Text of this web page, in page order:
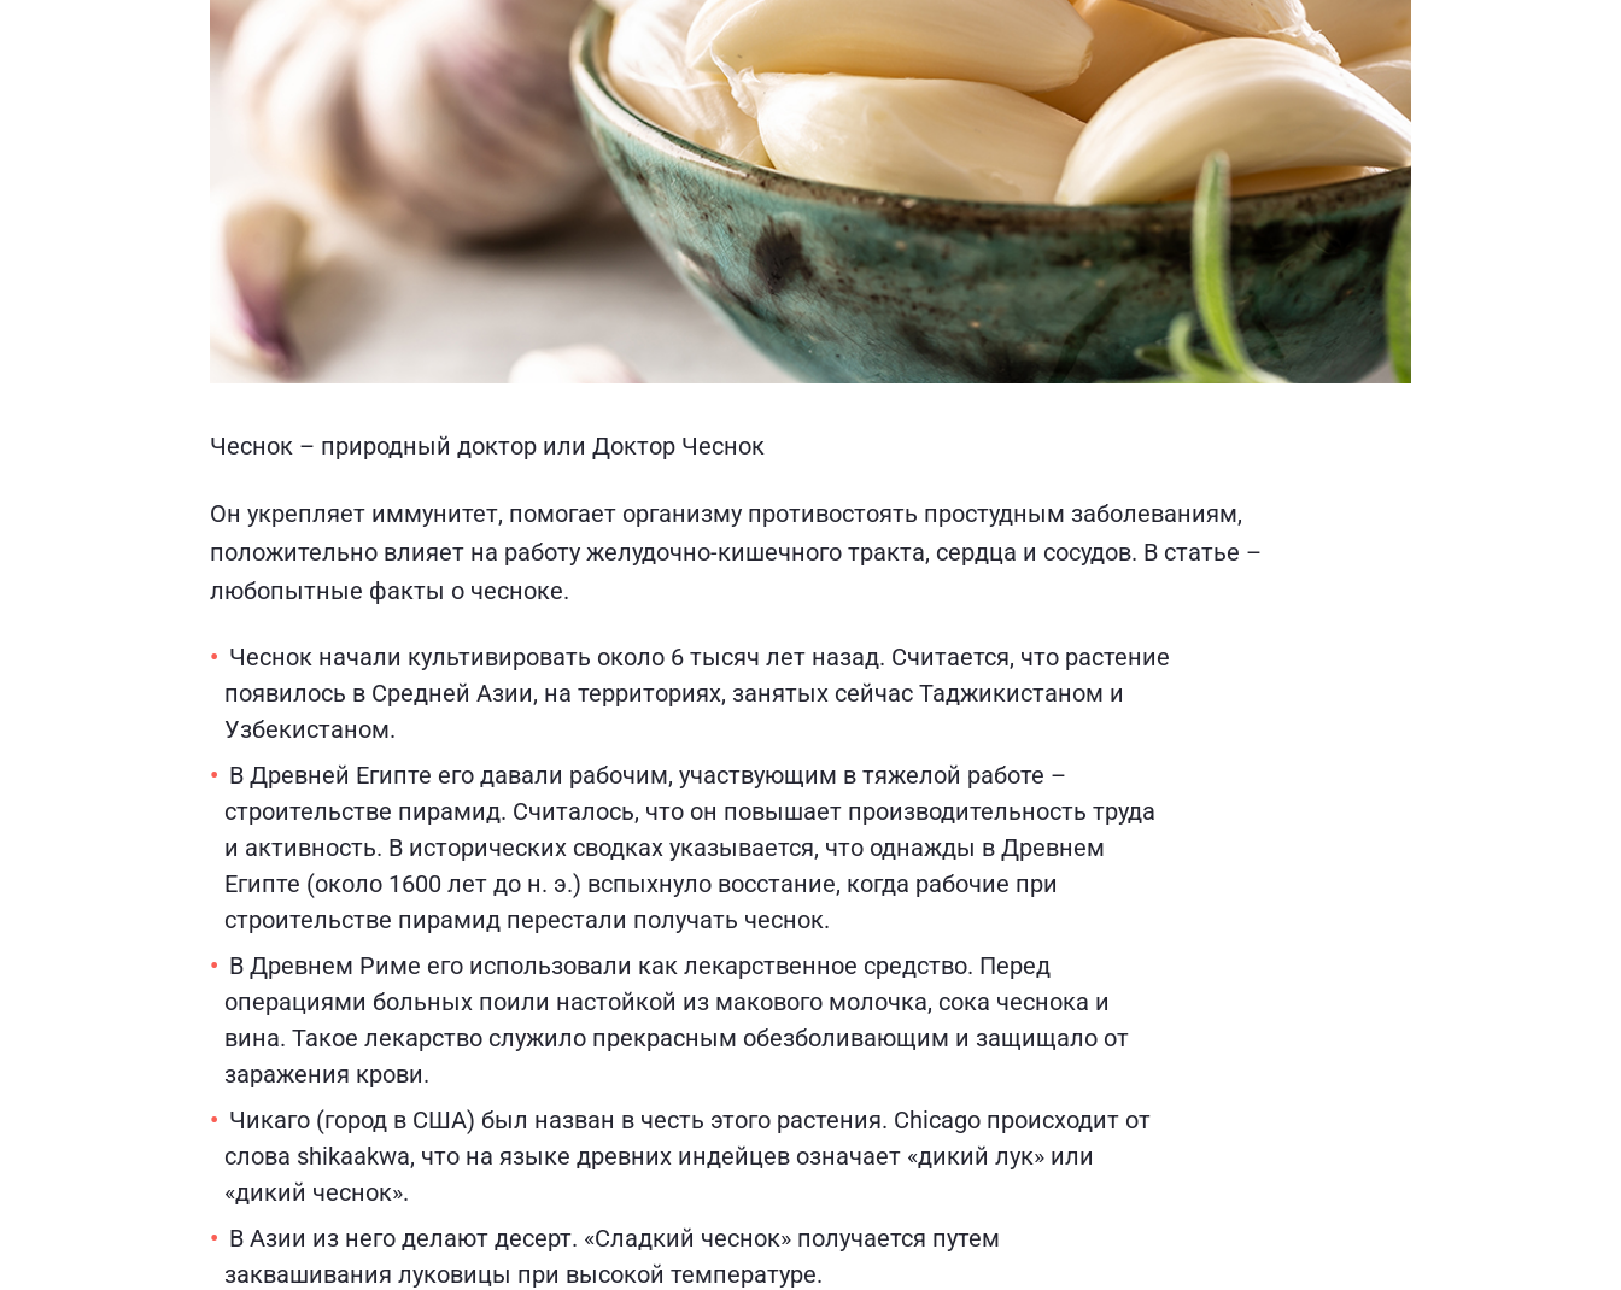
Чеснок – природный доктор или Доктор Чеснок
Он укрепляет иммунитет, помогает организму противостоять простудным заболеваниям,
положительно влияет на работу желудочно-кишечного тракта, сердца и сосудов. В статье –
любопытные факты о чесноке.
Чеснок начали культивировать около 6 тысяч лет назад. Считается, что растение
появилось в Средней Азии, на территориях, занятых сейчас Таджикистаном и
Узбекистаном.
В Древней Египте его давали рабочим, участвующим в тяжелой работе –
строительстве пирамид. Считалось, что он повышает производительность труда
и активность. В исторических сводках указывается, что однажды в Древнем
Египте (около 1600 лет до н. э.) вспыхнуло восстание, когда рабочие при
строительстве пирамид перестали получать чеснок.
В Древнем Риме его использовали как лекарственное средство. Перед
операциями больных поили настойкой из макового молочка, сока чеснока и
вина. Такое лекарство служило прекрасным обезболивающим и защищало от
заражения крови.
Чикаго (город в США) был назван в честь этого растения. Chicago происходит от
слова shikaakwa, что на языке древних индейцев означает «дикий лук» или
«дикий чеснок».
В Азии из него делают десерт. «Сладкий чеснок» получается путем
заквашивания луковицы при высокой температуре.